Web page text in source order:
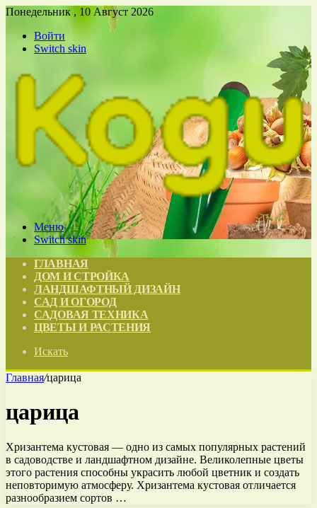
Понедельник , 10 Август 2026
Войти
Switch skin
Меню
Switch skin
ГЛАВНАЯ
ДОМ И СТРОЙКА
ЛАНДШАФТНЫЙ ДИЗАЙН
САД И ОГОРОД
САДОВАЯ ТЕХНИКА
ЦВЕТЫ И РАСТЕНИЯ
Искать
Главная/царица
царица
Хризантема кустовая — одно из самых популярных растений
в садоводстве и ландшафтном дизайне. Великолепные цветы
этого растения способны украсить любой цветник и создать
неповторимую атмосферу. Хризантема кустовая отличается
разнообразием сортов …